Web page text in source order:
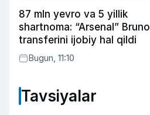
87 mln yevro va 5 yillik
shartnoma: “Arsenal” Bruno
transferini ijobiy hal qildi
Bugun, 11:10
Tavsiyalar